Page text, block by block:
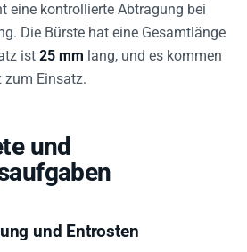
eine kontrollierte Abtragung bei
Die Bürste hat eine Gesamtlänge
ist 25 mm lang, und es kommen
zum Einsatz.
und
und Entrosten